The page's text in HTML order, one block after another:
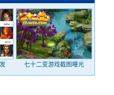
七十二变游戏截图曝光